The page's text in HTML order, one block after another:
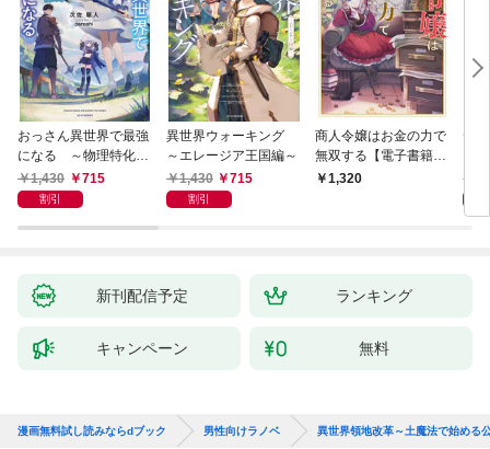
おっさん異世界で最強
になる ～物理特化の
覚醒者～
1,430 715
割引
異世界ウォーキング
～エレージア王国編～
1,430
715
割引
商人令嬢はお金の力で
無双する【電子書籍限
定書き下ろしSS付
1,320
デ
新刊配信予定 ランキング
キャンペーン 無料
漫画無料試し読みならdブック 男性向けラノベ 異世界領地改革～土魔法で始める